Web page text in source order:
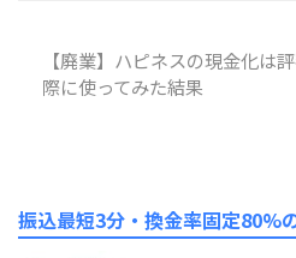
【廃業】ハピネスの現金化は
際に使ってみた結果
振込最短3分・換金率固定80%